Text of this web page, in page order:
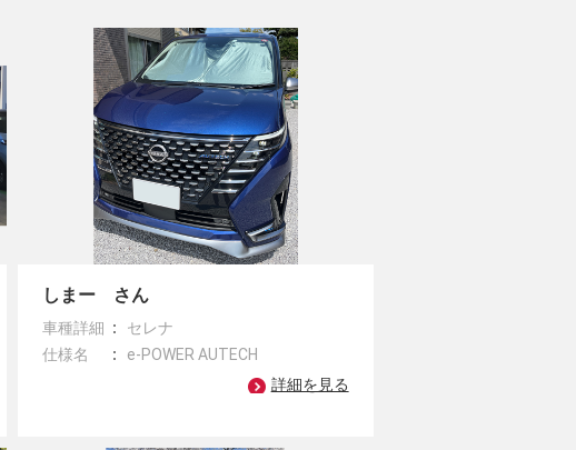
しまー さん
車種詳細
セレナ
仕様名
e-POWER AUTECH
詳細を見る